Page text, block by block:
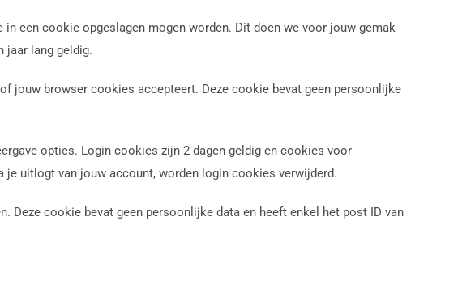
een cookie opgeslagen mogen worden. Dit doen we voor jouw gemak
jaar lang geldig.
jouw browser cookies accepteert. Deze cookie bevat geen persoonlijke
opties. Login cookies zijn 2 dagen geldig en cookies voor
je uitlogt van jouw account, worden login cookies verwijderd.
Deze cookie bevat geen persoonlijke data en heeft enkel het post ID van